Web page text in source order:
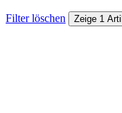
Filter löschen Zeige 1